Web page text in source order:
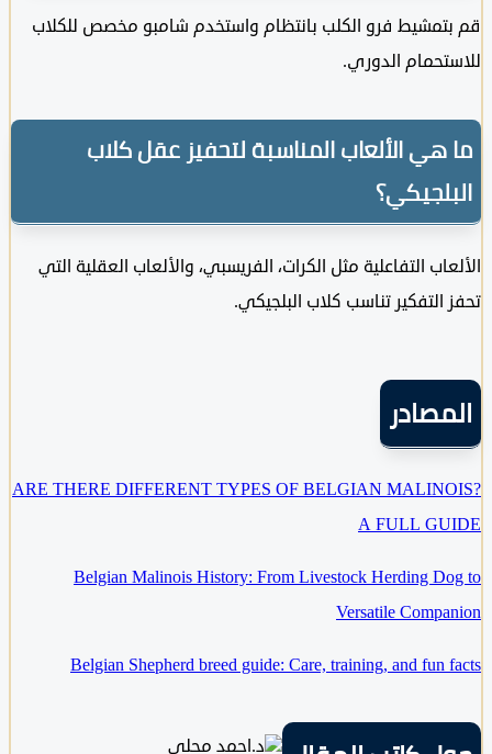
فرو الكلب بانتظام واستخدم شامبو مخصص للكلاب
الدوري.
الألعاب المناسبة لتحفيز عقل كلاب
التفاعلية مثل الكرات، الفريسبي، والألعاب العقلية التي
تناسب كلاب البلجيكي.
ARE THERE DIFFERENT TYPES OF BELGIAN
A FULL
Belgian Malinois History: From Livestock Herding
Versatile
Belgian Shepherd breed guide: Care, training, and fun